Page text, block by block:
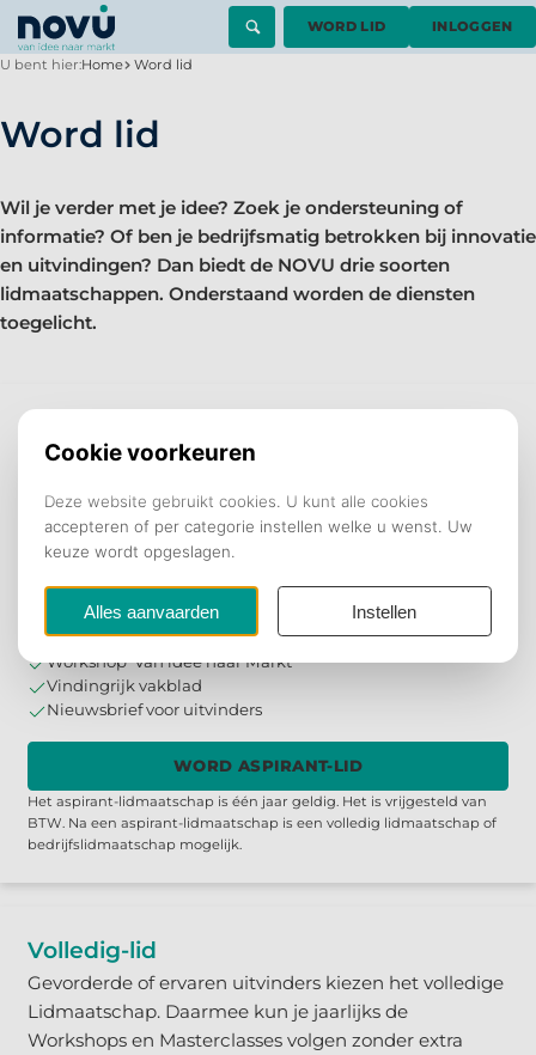
WORD LID INLOGGEN
U bent hier:Home Word lid
Word lid
Wil je verder met je idee? Zoek je ondersteuning of
informatie? Of ben je bedrijfsmatig betrokken bij innovatie
en uitvindingen? Dan biedt de NOVU drie soorten
lidmaatschappen. Onderstaand worden de diensten
toegelicht.
Ben je beginnend uitvinder? Met dit Aspirant
markt', krijg je het certificaat Uitvinden: Basis, én
ontvang je Vindingrijk: het vakblad voor de uitvinder
€ 95,00JAAR
Workshop 'Van idee naar Markt'
Vindingrijk vakblad
Nieuwsbrief voor uitvinders
WORD ASPIRANT-LID
Het aspirant-lidmaatschap is één jaar geldig. Het is vrijgesteld van
BTW. Na een aspirant-lidmaatschap is een volledig lidmaatschap of
bedrijfslidmaatschap mogelijk.
Volledig-lid
Gevorderde of ervaren uitvinders kiezen het volledige
Lidmaatschap. Daarmee kun je jaarlijks de
Workshops en Masterclasses volgen zonder extra